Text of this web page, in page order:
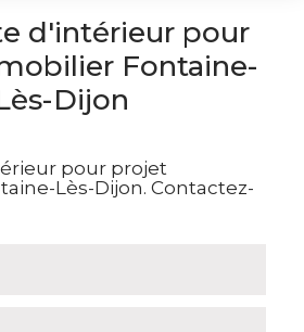
d'intérieur pour
Fontaine-
Dijon
pour projet
Lès-Dijon. Contactez-